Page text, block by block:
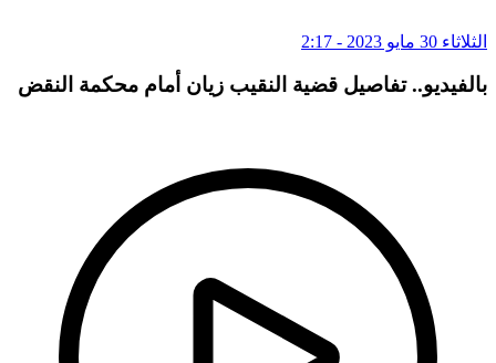
الثلاثاء 30 مايو 2023 - 2:17
بالفيديو.. تفاصيل قضية النقيب زيان أمام محكمة النقض